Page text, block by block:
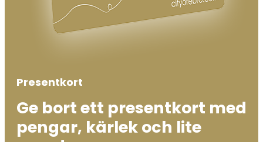
Presentkort
Ge bort ett presentkort med
pengar, kärlek och lite